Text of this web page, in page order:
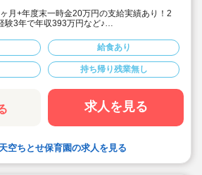
月+年度末一時金20万円の支給実績あり！2
験3年で年収393万円など♪
円）
手社会福祉法人のお仕事です
初年度10日)とは別に、入社後すぐに使える
ュ休暇を6日付与！
も多く、お休みが取りやすいです
上げ制度利用可◎(家族同居OK）
退職共済など、将来の備えも万全
育を実践しています。
にもひらけた、第ニの「home」を目指し
親しみのある園運営を心がけている法人で
給食あり
持ち帰り残業無し
求人を見る
空ちとせ保育園の求人を見る